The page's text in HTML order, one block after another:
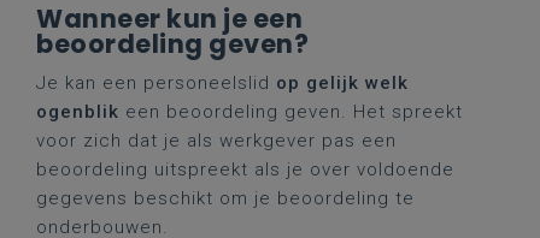
Wanneer kun je een
beoordeling geven?
Je kan een personeelslid op gelijk welk
ogenblik een beoordeling geven. Het spreekt
voor zich dat je als werkgever pas een
beoordeling uitspreekt als je over voldoende
gegevens beschikt om je beoordeling te
onderbouwen.